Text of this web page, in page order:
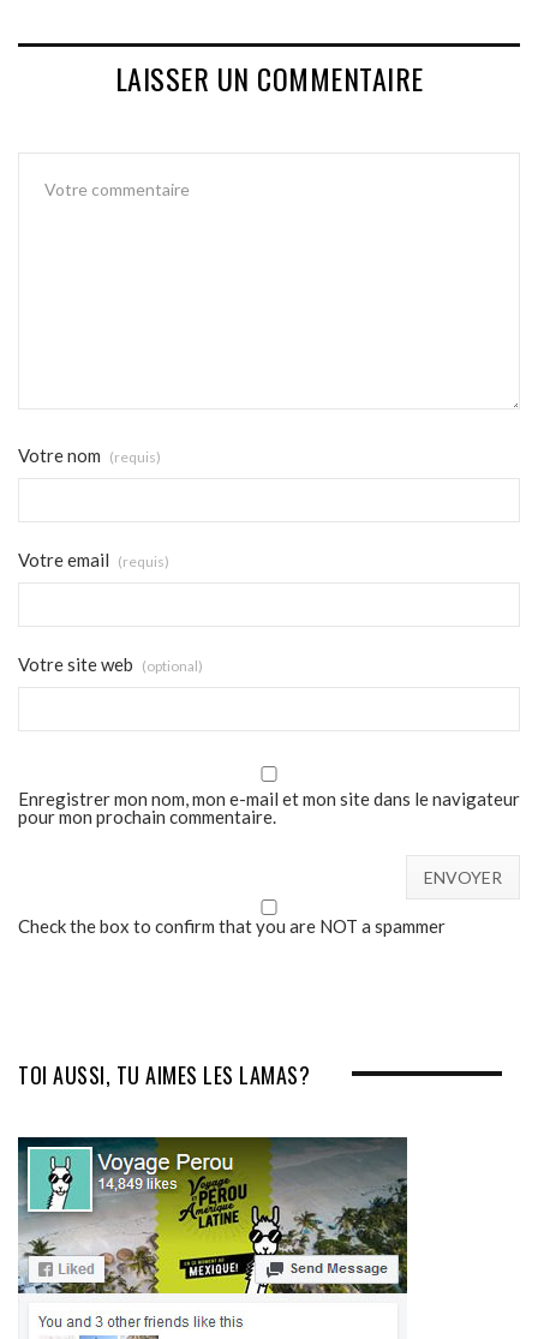
LAISSER UN COMMENTAIRE
Votre nom (requis)
Votre email (requis)
Votre site web (optional)
Enregistrer mon nom, mon e-mail et mon site dans le navigateur
pour mon prochain commentaire.
Check the box to confirm that you are NOT a spammer
TOI AUSSI, TU AIMES LES LAMAS?